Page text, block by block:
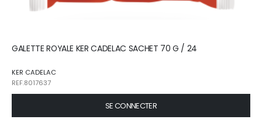
GALETTE ROYALE KER CADELAC SACHET 70 G / 24
KER CADELAC
REF.8017637
SE CONNECTER